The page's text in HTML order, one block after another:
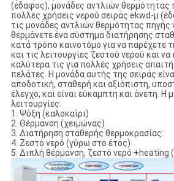
(έδαφος), μονάδες αντλιών θερμότητας
πολλές χρήσεις νερού σειράς ekwd-μ
τις μονάδες αντλιών θερμότητας πηγής
θερμάνετε ένα σύστημα διατήρησης
κατά τρόπο καινοτόμο για να παρέχετε
και τις λειτουργίες ζεστού νερού και να
καλύτερα τις για πολλές χρήσεις
πελάτες. Η μονάδα αυτής της σειράς
αποδοτική, σταθερή και αξιόπιστη,
έλεγχο, και είναι εύκαμπτη και άνετη. Η
λειτουργίες:
1. Ψύξη (καλοκαίρι)
2. Θέρμανση (χειμώνας)
3. Διατήρηση σταθερής θερμοκρασίας:
4. Ζεστό νερό (γύρω στο έτος)
5. Διπλή θέρμανση, ζεστό νερό +heating